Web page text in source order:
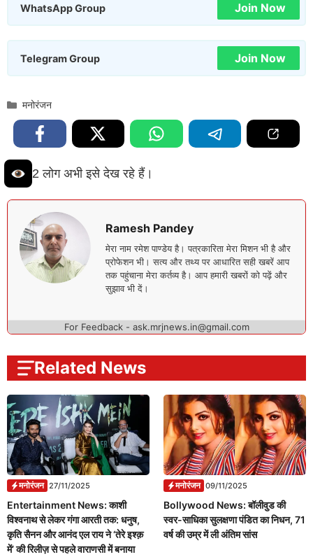
WhatsApp Group Join Now
Telegram Group Join Now
Categories
मनोरंजन
2 लोग अभी इसे देख रहे हैं।
Ramesh Pandey
मेरा नाम रमेश पाण्डेय है। पत्रकारिता मेरा मिशन भी है और
प्रोफेशन भी। सत्य और तथ्य पर आधारित सही खबरें आप
तक पहुंचाना मेरा कर्तव्य है। आप हमारी खबरों को पढ़ें और
सुझाव भी दें।
For Feedback - ask.mrjnews.in@gmail.com
Related News
मनोरंजन 27/11/2025
Entertainment News: काशी
विश्वनाथ से लेकर गंगा आरती तक: धनुष,
कृति सैनन और आनंद एल राय ने ‘तेरे इश्क़
में’ की रिलीज़ से पहले वाराणसी में बनाया
मनोरंजन 09/11/2025
Bollywood News: बॉलीवुड की
स्वर-साधिका सुलक्षणा पंडित का निधन, 71
वर्ष की उम्र में ली अंतिम सांस